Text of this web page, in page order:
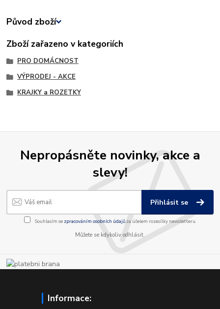
Původ zboží
Zboží zařazeno v kategoriích
PRO DOMÁCNOST
VÝPRODEJ - AKCE
KRAJKY a ROZETKY
Nepropásněte novinky, akce a
slevy!
Přihlásit se
Souhlasím se zpracováním osobních údajůza účelem rozesílky newsletteru.
Můžete se kdykoliv odhlásit.
Informace: